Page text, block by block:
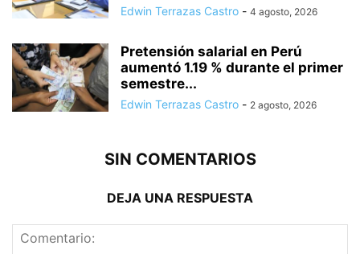
Edwin Terrazas Castro - 4 agosto, 2026
Pretensión salarial en Perú
aumentó 1.19 % durante el primer
semestre...
Edwin Terrazas Castro - 2 agosto, 2026
SIN COMENTARIOS
DEJA UNA RESPUESTA